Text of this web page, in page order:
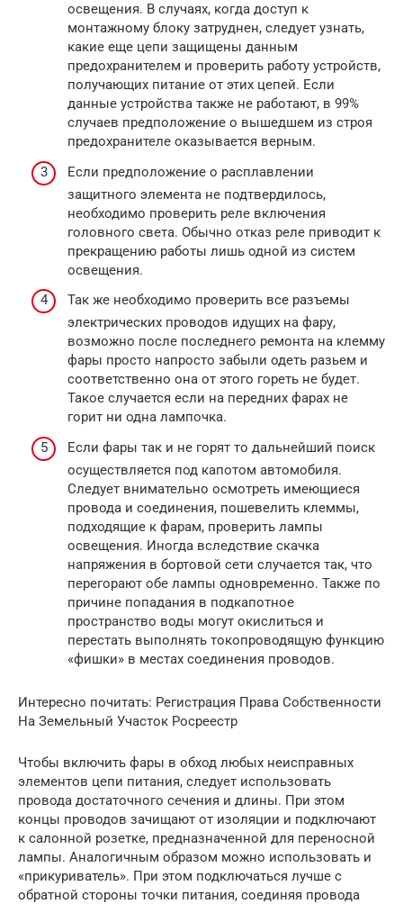
освещения. В случаях, когда доступ к
монтажному блоку затруднен, следует узнать,
какие еще цепи защищены данным
предохранителем и проверить работу устройств,
получающих питание от этих цепей. Если
данные устройства также не работают, в 99%
случаев предположение о вышедшем из строя
предохранителе оказывается верным.
Если предположение о расплавлении
защитного элемента не подтвердилось,
необходимо проверить реле включения
головного света. Обычно отказ реле приводит к
прекращению работы лишь одной из систем
освещения.
Так же необходимо проверить все разъемы
электрических проводов идущих на фару,
возможно после последнего ремонта на клемму
фары просто напросто забыли одеть разьем и
соответственно она от этого гореть не будет.
Такое случается если на передних фарах не
горит ни одна лампочка.
Если фары так и не горят то дальнейший поиск
осуществляется под капотом автомобиля.
Следует внимательно осмотреть имеющиеся
провода и соединения, пошевелить клеммы,
подходящие к фарам, проверить лампы
освещения. Иногда вследствие скачка
напряжения в бортовой сети случается так, что
перегорают обе лампы одновременно. Также по
причине попадания в подкапотное
пространство воды могут окислиться и
перестать выполнять токопроводящую функцию
«фишки» в местах соединения проводов.
Интересно почитать: Регистрация Права Собственности
На Земельный Участок Росреестр
Чтобы включить фары в обход любых неисправных
элементов цепи питания, следует использовать
провода достаточного сечения и длины. При этом
концы проводов зачищают от изоляции и подключают
к салонной розетке, предназначенной для переносной
лампы. Аналогичным образом можно использовать и
«прикуриватель». При этом подключаться лучше с
обратной стороны точки питания, соединяя провода